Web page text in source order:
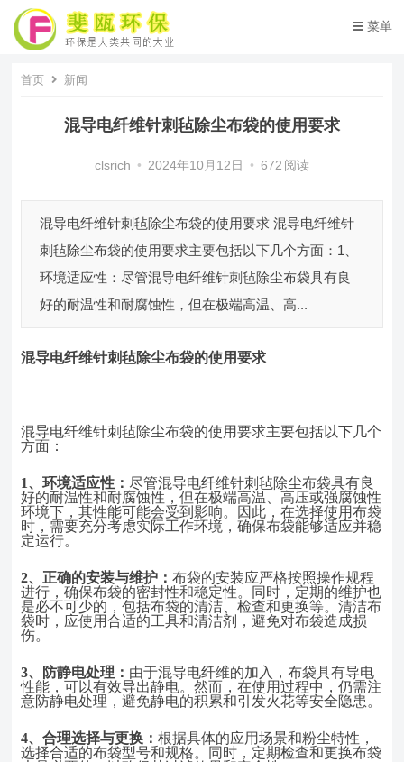
菜单
首页 新闻
混导电纤维针刺毡除尘布袋的使用要求
clsrich • 2024年10月12日 • 672 阅读
混导电纤维针刺毡除尘布袋的使用要求 混导电纤维针
刺毡除尘布袋的使用要求主要包括以下几个方面：1、
环境适应性：尽管混导电纤维针刺毡除尘布袋具有良
好的耐温性和耐腐蚀性，但在极端高温、高...
混导电纤维针刺毡除尘布袋的使用要求
混导电纤维针刺毡除尘布袋的使用要求主要包括以下几个
方面：
1、环境适应性： 尽管混导电纤维针刺毡除尘布袋具有良
好的耐温性和耐腐蚀性，但在极端高温、高压或强腐蚀性
环境下，其性能可能会受到影响。因此，在选择使用布袋
时，需要充分考虑实际工作环境，确保布袋能够适应并稳
定运行。
2、 正确的安装与维护：布袋的安装应严格按照操作规程
进行，确保布袋的密封性和稳定性。同时，定期的维护也
是必不可少的，包括布袋的清洁、检查和更换等。清洁布
袋时，应使用合适的工具和清洁剂，避免对布袋造成损
伤。
3、 防静电处理： 由于混导电纤维的加入，布袋具有导电
性能，可以有效导出静电。然而，在使用过程中，仍需注
意防静电处理，避免静电的积累和引发火花等安全隐患。
4、合理选择与更换：根据具体的应用场景和粉尘特性，
选择合适的布袋型号和规格。同时，定期检查和更换布袋